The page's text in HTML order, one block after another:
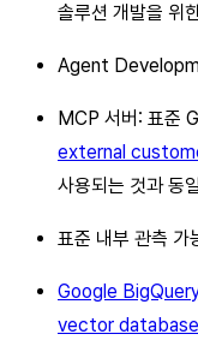
솔루션 개발을 위
Agent
MCP 서버: 표준
external
사용되는 것과 동
표준 내부 관측 가
Google
vector